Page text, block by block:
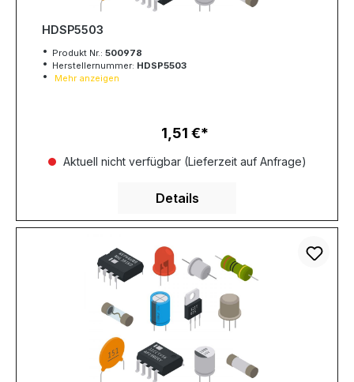
HDSP5503
Produkt Nr.: 500978
Herstellernummer: HDSP5503
Mehr anzeigen
Regulärer Preis:
1,51 €
Aktuell nicht verfügbar (Lieferzeit auf Anfrage)
Details